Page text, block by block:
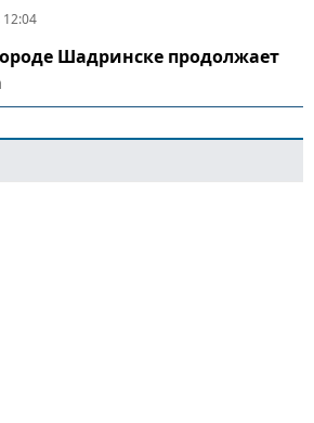
12:04
Шадринске продолжает